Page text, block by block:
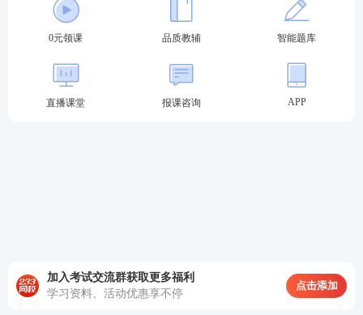
2024年9月证券从业考试采取闭卷机考形式，题型为
试题量均为120题，试卷正确率达到60%以上，即为该
科目达到基本要求。一般业务水平评价测试、高级管
《金融市场基础知识》科目特点：
对于整个金融市
场的产品进行了解，介绍了包括金融市场体系、金融
0元领课 品质教辅 智能题库
直播课堂 报课咨询 APP
加入考试交流群获取更多福利
学习资料、活动优惠享不停
点击添加